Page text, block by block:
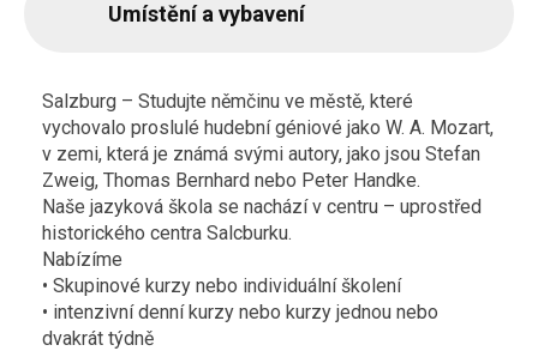
Umístění a vybavení
Salzburg – Studujte němčinu ve městě, které
vychovalo proslulé hudební géniové jako W. A. Mozart,
v zemi, která je známá svými autory, jako jsou Stefan
Zweig, Thomas Bernhard nebo Peter Handke.
Naše jazyková škola se nachází v centru – uprostřed
historického centra Salcburku.
Nabízíme
• Skupinové kurzy nebo individuální školení
• intenzivní denní kurzy nebo kurzy jednou nebo
dvakrát týdně